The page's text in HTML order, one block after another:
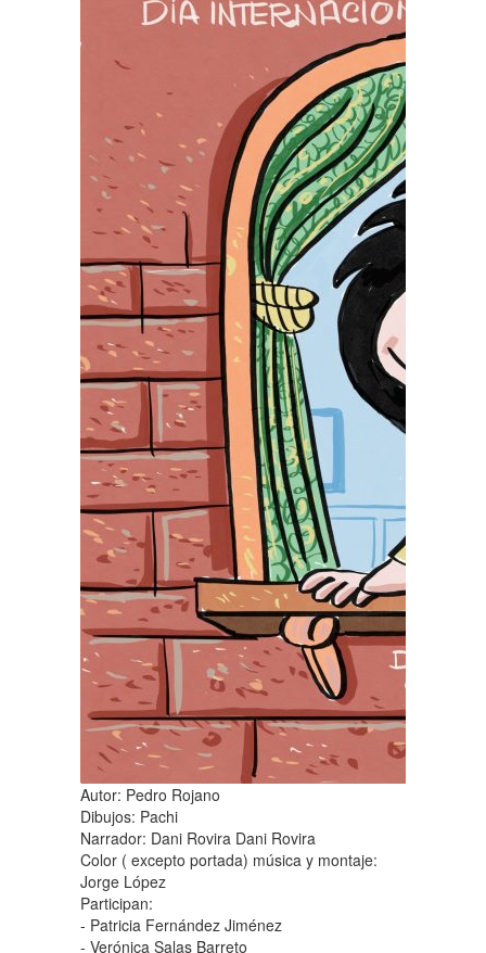
Autor: Pedro Rojano
Dibujos: Pachi
Narrador: Dani Rovira Dani Rovira
Color ( excepto portada) música y montaje:
Jorge López
Participan:
- Patricia Fernández Jiménez
- Verónica Salas Barreto